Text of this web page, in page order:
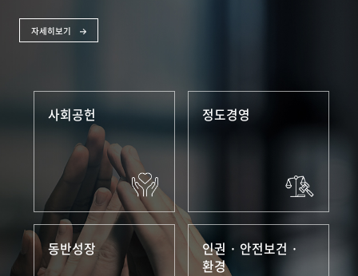
자세히보기
사회공헌 정도경영
동반성장
인권 · 안전보건 ·
환경